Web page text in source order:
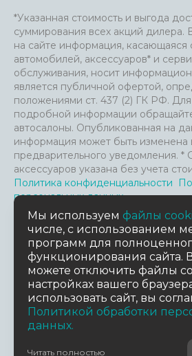
*Указанная стоимость и выгода
суммирования всех акций дилера.
на сайте информация, касающаяся
автомобилей, аксессуаров* и
обслуживания, носит
является публичной офертой,
положениями ст. 437 (2) ГК РФ.
подробной информации
автосалоны. Опубликованная на
информация может быть изменена
предварительного уведомления. *
аксессуаров указана без учета
Политика конфиденциальности
персональных данных
Файлы Cookie и анализ посещения
Пользовательское соглашение
Согласие на обработку
на предоставление данных
Работает на технологиях
Дизайн сайта
MuhinaDesign
Мы используем файлы
числе, с использованием
программ для
функционирования сайта.
можете отключить файлы
настройках вашего
использовать сайт, вы
Политикой обработки
данных.
Читать полностью